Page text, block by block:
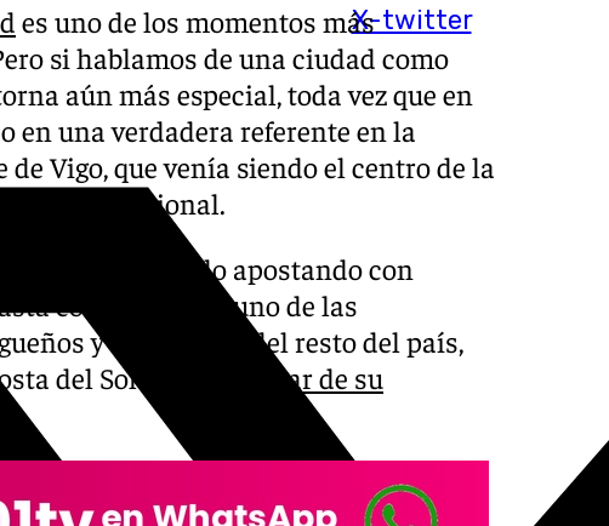
X-twitter
es uno de los momentos más
si hablamos de una ciudad como
aún más especial, toda vez que en
en una verdadera referente en la
Vigo, que venía siendo el centro de la
nacional.
Málaga ha ido apostando con
convertirla en uno de las
y del público del resto del país,
del Sol para
disfrutar de su